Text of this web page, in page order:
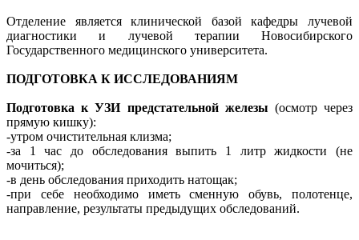
Отделение является клинической базой кафедры лучевой
диагностики и лучевой терапии Новосибирского
Государственного медицинского университета.
ПОДГОТОВКА К ИССЛЕДОВАНИЯМ
Подготовка к УЗИ предстательной железы (осмотр через
прямую кишку):
-утром очистительная клизма;
-за 1 час до обследования выпить 1 литр жидкости (не
мочиться);
-в день обследования приходить натощак;
-при себе необходимо иметь сменную обувь, полотенце,
направление, результаты предыдущих обследований.